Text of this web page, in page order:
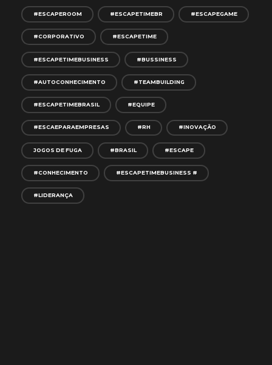
#ESCAPEROOM #ESCAPETIMEBR #ESCAPEGAME
#CORPORATIVO #ESCAPETIME
#ESCAPETIMEBUSINESS #BUSSINESS
#AUTOCONHECIMENTO #TEAMBUILDING
#ESCAPETIMEBRASIL #EQUIPE
#ESCAEPARAEMPRESAS #RH #INOVAÇÃO
JOGOS DE FUGA #BRASIL #ESCAPE
#CONHECIMENTO #ESCAPETIMEBUSINESS #
#LIDERANÇA